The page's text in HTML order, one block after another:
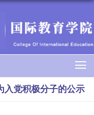
入党积极分子的公示